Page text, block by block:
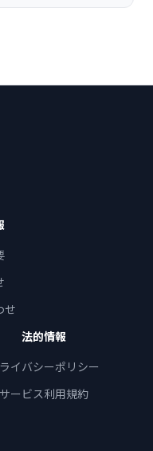
せ
法的情報
イバシーポリシー
サービス利用規約